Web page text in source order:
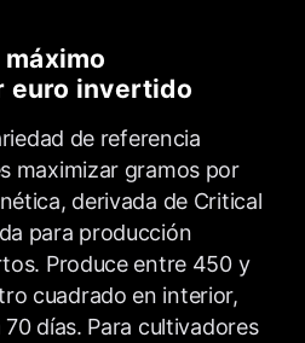
euro invertido
de referencia
maximizar gramos por
derivada de Critical
para producción
Produce entre 450 y
cuadrado en interior,
días. Para cultivadores